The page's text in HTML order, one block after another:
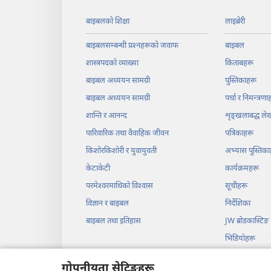
बाइबलको शिक्षा
बाइबलसम्बन्धी प्रश्‍नहरूको जवाफ
शास्त्रपदको व्याख्या
बाइबल अध्ययन सामग्री
बाइबल अध्ययन सामग्री
शान्ति र आनन्द
पारिवारिक तथा वैवाहिक जीवन
किशोरकिशोरी र युवायुवती
केटाकेटी
परमेश्‍वरमाथिको विश्‍वास
विज्ञान र बाइबल
बाइबल तथा इतिहास
लाइब्रेरी
बाइबल
किताबहरू
पुस्तिकाहरू
पर्चा र
शृङ्‌खलाबद्ध
पत्रिकाहरू
अभ्यास
कार्यक्रमहरू
सूचीहरू
निर्देशिका
JW ब्रोडकास्टिङ
भिडियोहरू